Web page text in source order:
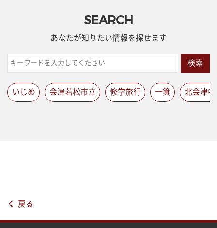
SEARCH
あなたが知りたい情報を探せます
検索
いじめ 会津若松市立 修学旅行 一箕 北会津中
戻る